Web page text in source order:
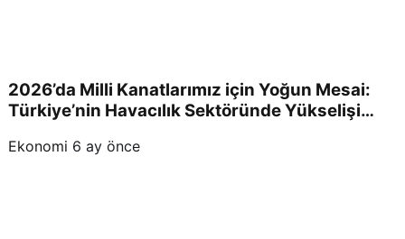
2026’da Milli Kanatlarımız için Yoğun Mesai:
Türkiye’nin Havacılık Sektöründe Yükselişi
Ekonomi 6 ay önce